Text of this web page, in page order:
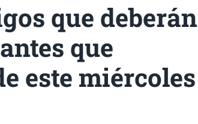
que deberán
que
este miércoles